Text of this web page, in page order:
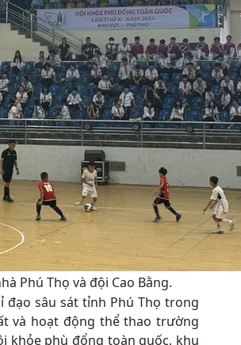
Phú Thọ và đội Cao Bằng.
đạo sâu sát tỉnh Phú Thọ trong
và hoạt động thể thao trường
khỏe phù đổng toàn quốc, khu